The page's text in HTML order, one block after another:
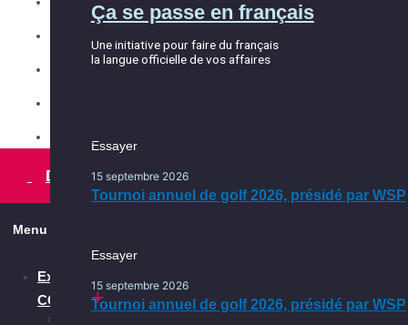
Équipe
Partenaires
Conseil d'administration
Essayer
15 septembre 2026
Tournoi annuel de golf 2026, présidé par WSP
Les services
intégration
Une initiative pour faire du français
Essayer
15 septembre 2026
Tournoi annuel de golf 2026, présidé par WSP
Ça se passe en français
Une initiative pour faire du français
la langue officielle de vos affaires
Essayer
15 septembre 2026
Tournoi annuel de golf 2026, présidé par WSP
Devenir membre
Menu
Explorer la
CCEM